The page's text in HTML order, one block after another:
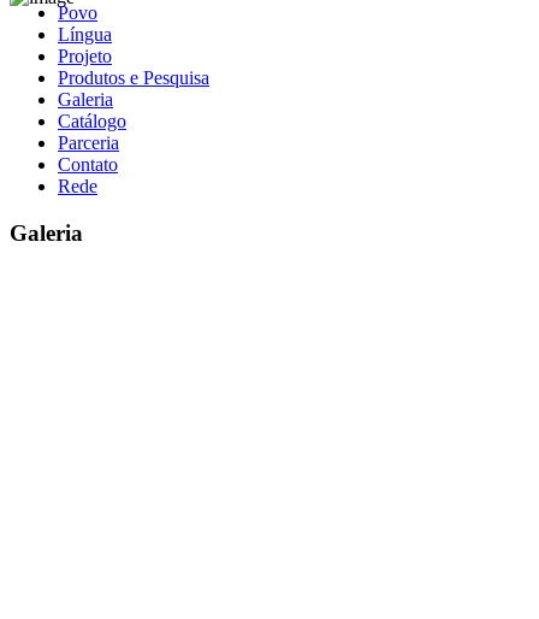
Povo
Língua
Projeto
Produtos e Pesquisa
Galeria
Catálogo
Parceria
Contato
Rede
Galeria